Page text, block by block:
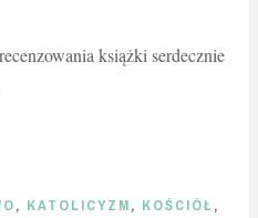
książki serdecznie
, KATOLICYZM, KOŚCIÓŁ,